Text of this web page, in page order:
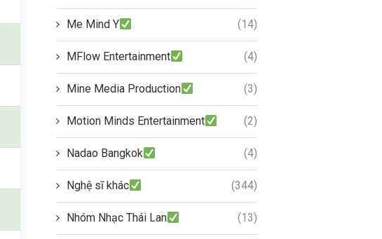
Me Mind Y (14)
MFlow Entertainment (4)
Mine Media Production (3)
Motion Minds Entertainment (2)
Nadao Bangkok (4)
Nghệ sĩ khác (344)
Nhóm Nhạc Thái Lan (13)